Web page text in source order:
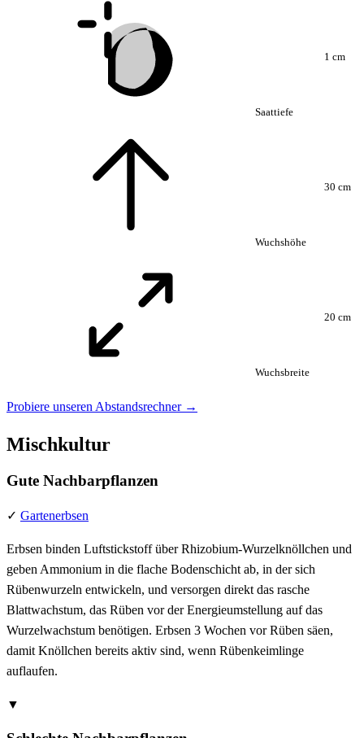
Saattiefe
1 cm
Wuchshöhe
30 cm
Wuchsbreite
20 cm
Probiere unseren Abstandsrechner →
Mischkultur
Gute Nachbarpflanzen
✓ Gartenerbsen
Erbsen binden Luftstickstoff über Rhizobium-Wurzelknöllchen und
geben Ammonium in die flache Bodenschicht ab, in der sich
Rübenwurzeln entwickeln, und versorgen direkt das rasche
Blattwachstum, das Rüben vor der Energieumstellung auf das
Wurzelwachstum benötigen. Erbsen 3 Wochen vor Rüben säen,
damit Knöllchen bereits aktiv sind, wenn Rübenkeimlinge
auflaufen.
▼